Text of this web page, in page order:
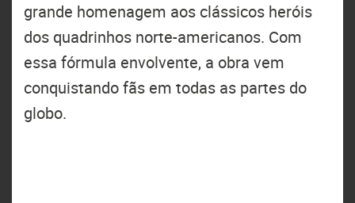
grande homenagem aos clássicos heróis
dos quadrinhos norte-americanos. Com
essa fórmula envolvente, a obra vem
conquistando fãs em todas as partes do
globo.